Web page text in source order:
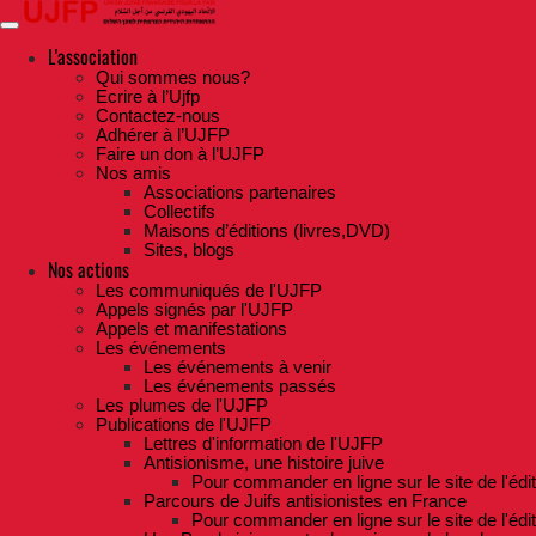
Skip
to
contentL'association
Qui sommes nous?
Ecrire à l’Ujfp
Contactez-nous
Adhérer à l’UJFP
Faire un don à l’UJFP
Nos amis
Associations partenaires
Collectifs
Maisons d’éditions (livres,DVD)
Sites, blogs
Nos actions
Les communiqués de l'UJFP
Appels signés par l'UJFP
Appels et manifestations
Les événements
Les événements à venir
Les événements passés
Les plumes de l'UJFP
Publications de l'UJFP
Lettres d'information de l'UJFP
Antisionisme, une histoire juive
Pour commander en ligne sur le site de
Parcours de Juifs antisionistes en France
Pour commander en ligne sur le site de